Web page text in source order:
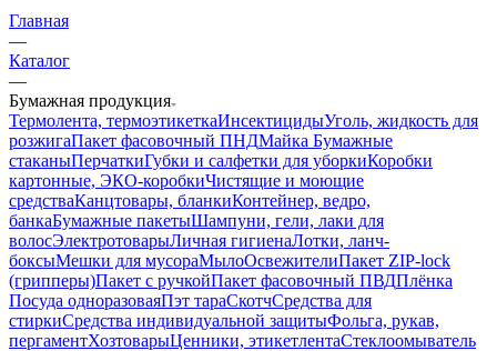
Главная
—
Каталог
—
Бумажная продукция
Термолента, термоэтикеткаИнсектицидыУголь, жидкость для
розжигаПакет фасовочный ПНДМайка Бумажные
стаканыПерчаткиГубки и салфетки для уборкиКоробки
картонные, ЭКО-коробкиЧистящие и моющие
средстваКанцтовары, бланкиКонтейнер, ведро,
банкаБумажные пакетыШампуни, гели, лаки для
волосЭлектротоварыЛичная гигиенаЛотки, ланч-
боксыМешки для мусораМылоОсвежителиПакет ZIP-lock
(грипперы)Пакет с ручкойПакет фасовочный ПВДПлёнка
Посуда одноразоваяПэт тараСкотчСредства для
стиркиСредства индивидуальной защитыФольга, рукав,
пергаментХозтоварыЦенники, этикетлентаСтеклоомыватель